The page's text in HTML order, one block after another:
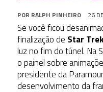
POR RALPH PINHEIRO 26
Se você ficou
finalização de Star
luz no fim do túnel. Na
o painel sobre
presidente da
desenvolvimento da